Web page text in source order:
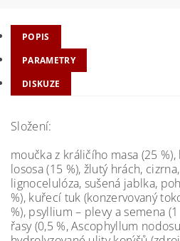
POPIS
PARAMETRY
DISKUZE
Složení:
moučka z králičího masa (25
lososa (15 %), žlutý hrách,
lignocelulóza, sušená jablka,
%), kuřecí tuk (konzervovaný
%), psyllium – plevy a semena
řasy (0,5 %, Ascophyllum